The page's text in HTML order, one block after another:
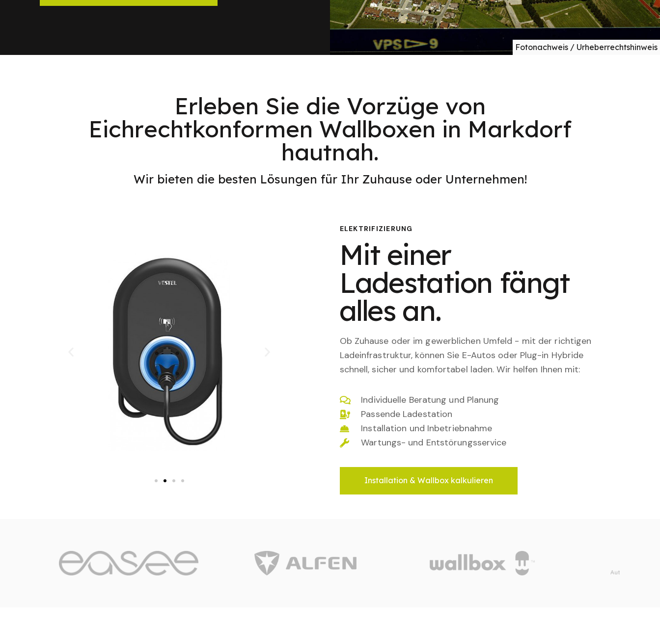
Fotonachweis / Urheberrechtshinweis
Erleben Sie die Vorzüge von
Eichrechtkonformen Wallboxen in Markdorf
hautnah.
Wir bieten die besten Lösungen für Ihr Zuhause oder Unternehmen!
ELEKTRIFIZIERUNG
Mit einer
Ladestation fängt
alles an.
Ob Zuhause oder im gewerblichen Umfeld - mit der richtigen
Ladeinfrastruktur, können Sie E-Autos oder Plug-in Hybride
schnell, sicher und komfortabel laden. Wir helfen Ihnen mit:
Individuelle Beratung und Planung
Passende Ladestation
Installation und Inbetriebnahme
Wartungs- und Entstörungsservice
Installation & Wallbox kalkulieren